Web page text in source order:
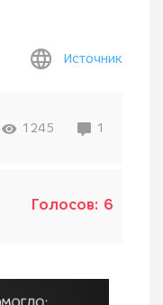
Источник
1245 1
Голосов: 6